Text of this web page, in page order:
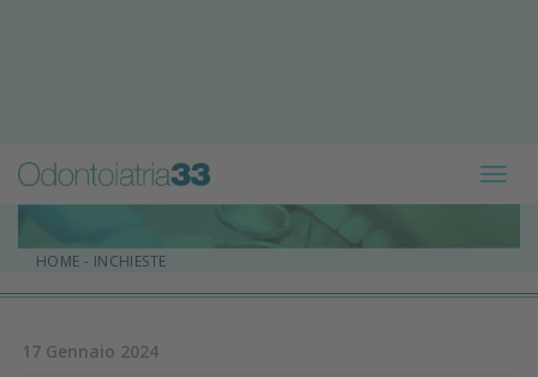
HOME - INCHIESTE
17 Gennaio 2024